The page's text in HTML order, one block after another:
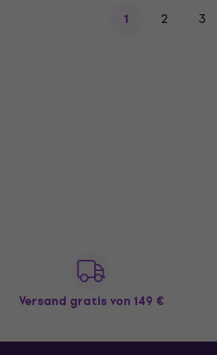
1 2 3
Versand gratisvon 149 €